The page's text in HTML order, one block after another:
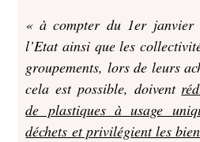
« à compter du 1er janvier
l’Etat ainsi que les
groupements, lors de leurs
cela est possible, doivent
de plastiques à usage
déchets et privilégient les